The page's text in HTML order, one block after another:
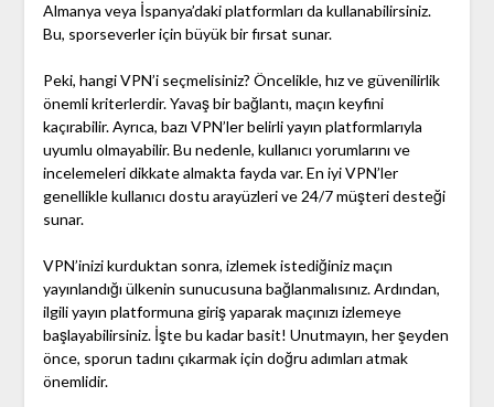
Almanya veya İspanya’daki platformları da kullanabilirsiniz.
Bu, sporseverler için büyük bir fırsat sunar.
Peki, hangi VPN’i seçmelisiniz? Öncelikle, hız ve güvenilirlik
önemli kriterlerdir. Yavaş bir bağlantı, maçın keyfini
kaçırabilir. Ayrıca, bazı VPN’ler belirli yayın platformlarıyla
uyumlu olmayabilir. Bu nedenle, kullanıcı yorumlarını ve
incelemeleri dikkate almakta fayda var. En iyi VPN’ler
genellikle kullanıcı dostu arayüzleri ve 24/7 müşteri desteği
sunar.
VPN’inizi kurduktan sonra, izlemek istediğiniz maçın
yayınlandığı ülkenin sunucusuna bağlanmalısınız. Ardından,
ilgili yayın platformuna giriş yaparak maçınızı izlemeye
başlayabilirsiniz. İşte bu kadar basit! Unutmayın, her şeyden
önce, sporun tadını çıkarmak için doğru adımları atmak
önemlidir.